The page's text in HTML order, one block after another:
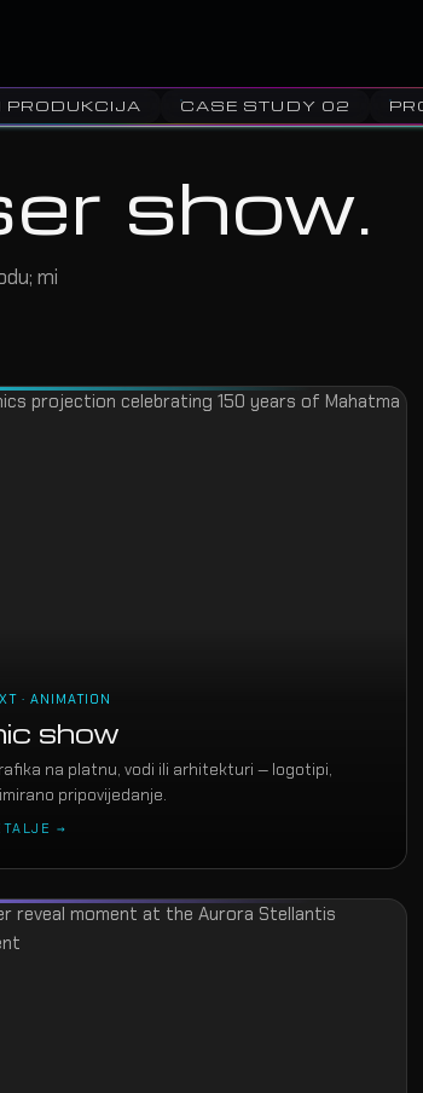
PRODUKCIJA CASE STUDY 02
show.
mi
· ANIMATION
show
na platnu, vodi ili arhitekturi — logotipi,
pripovijedanje.
→